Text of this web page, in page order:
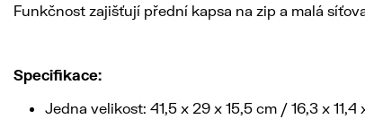
Funkčnost zajišťují přední kapsa na zip a malá
Specifikace:
Jedna velikost: 41,5 x 29 x 15,5 cm / 16,3 x 11,4